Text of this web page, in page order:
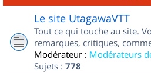
Le site UtagawaVTT
Tout ce qui touche au site.
remarques, critiques,
Modérateur : Modérateurs
Sujets : 778